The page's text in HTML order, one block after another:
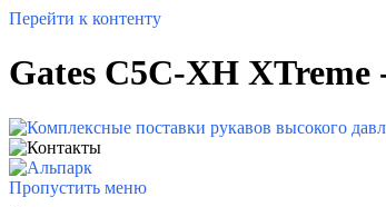
Перейти к контенту
Gates C5C-XH
Пропустить меню